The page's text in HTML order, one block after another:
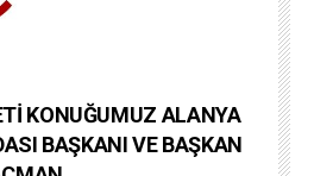
KONUĞUMUZ ALANYA
BAŞKANI VE BAŞKAN